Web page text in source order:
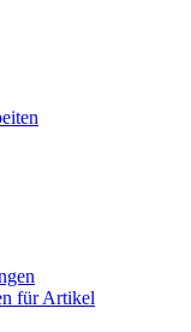
für Artikel